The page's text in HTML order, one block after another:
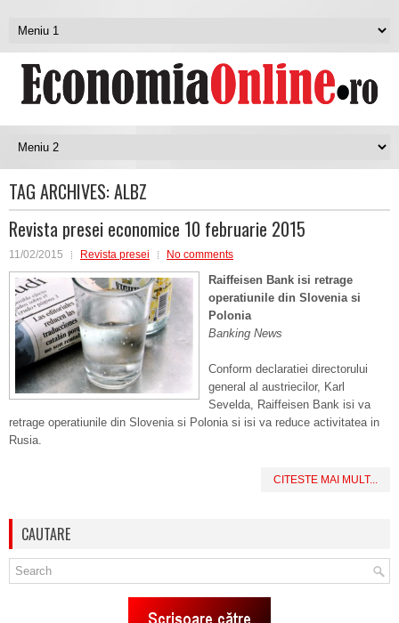
TAG ARCHIVES:ALBZ
Revista presei economice 10 februarie 2015
11/02/2015 Revista presei No comments
Raiffeisen Bank isi retrage
operatiunile din Slovenia si
Polonia
Banking News
Conform declaratiei directorului
general al austriecilor, Karl
Sevelda, Raiffeisen Bank isi va
retrage operatiunile din Slovenia si Polonia si isi va reduce activitatea in
Rusia.
CITESTE MAI MULT...
CAUTARE